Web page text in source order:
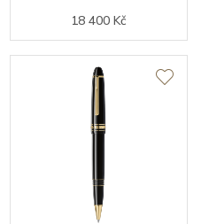
18 400 Kč